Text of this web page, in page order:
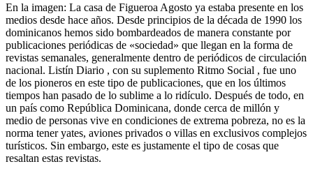
En la imagen: La casa de Figueroa Agosto ya estaba presente en los
medios desde hace años. Desde principios de la década de 1990 los
dominicanos hemos sido bombardeados de manera constante por
publicaciones periódicas de «sociedad» que llegan en la forma de
revistas semanales, generalmente dentro de periódicos de circulación
nacional. Listín Diario , con su suplemento Ritmo Social , fue uno
de los pioneros en este tipo de publicaciones, que en los últimos
tiempos han pasado de lo sublime a lo ridículo. Después de todo, en
un país como República Dominicana, donde cerca de millón y
medio de personas vive en condiciones de extrema pobreza, no es la
norma tener yates, aviones privados o villas en exclusivos complejos
turísticos. Sin embargo, este es justamente el tipo de cosas que
resaltan estas revistas.